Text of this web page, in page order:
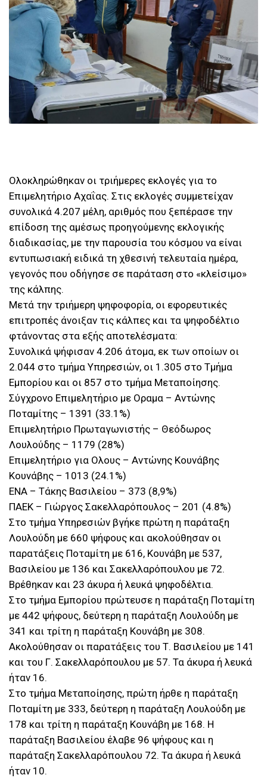
Ολοκληρώθηκαν οι τριήμερες εκλογές για το
Επιμελητήριο Αχαΐας. Στις εκλογές συμμετείχαν
συνολικά 4.207 μέλη, αριθμός που ξεπέρασε την
επίδοση της αμέσως προηγούμενης εκλογικής
διαδικασίας, με την παρουσία του κόσμου να είναι
εντυπωσιακή ειδικά τη χθεσινή τελευταία ημέρα,
γεγονός που οδήγησε σε παράταση στο «κλείσιμο»
της κάλπης.
Μετά την τριήμερη ψηφοφορία, οι εφορευτικές
επιτροπές άνοιξαν τις κάλπες και τα ψηφοδέλτιο
φτάνοντας στα εξής αποτελέσματα:
Συνολικά ψήφισαν 4.206 άτομα, εκ των οποίων οι
2.044 στο τμήμα Υπηρεσιών, οι 1.305 στο Τμήμα
Εμπορίου και οι 857 στο τμήμα Μεταποίησης.
Σύγχρονο Επιμελητήριο με Οραμα – Αντώνης
Ποταμίτης – 1391 (33.1%)
Επιμελητήριο Πρωταγωνιστής – Θεόδωρος
Λουλούδης – 1179 (28%)
Επιμελητήριο για Ολους – Αντώνης Κουνάβης
Κουνάβης – 1013 (24.1%)
ΕΝΑ – Τάκης Βασιλείου – 373 (8,9%)
ΠΑΕΚ – Γιώργος Σακελλαρόπουλος – 201 (4.8%)
Στο τμήμα Υπηρεσιών βγήκε πρώτη η παράταξη
Λουλούδη με 660 ψήφους και ακολούθησαν οι
παρατάξεις Ποταμίτη με 616, Κουνάβη με 537,
Βασιλείου με 136 και Σακελλαρόπουλου με 72.
Βρέθηκαν και 23 άκυρα ή λευκά ψηφοδέλτια.
Στο τμήμα Εμπορίου πρώτευσε η παράταξη Ποταμίτη
με 442 ψήφους, δεύτερη η παράταξη Λουλούδη με
341 και τρίτη η παράταξη Κουνάβη με 308.
Ακολούθησαν οι παρατάξεις του Τ. Βασιλείου με 141
και του Γ. Σακελλαρόπουλου με 57. Τα άκυρα ή λευκά
ήταν 16.
Στο τμήμα Μεταποίησης, πρώτη ήρθε η παράταξη
Ποταμίτη με 333, δεύτερη η παράταξη Λουλούδη με
178 και τρίτη η παράταξη Κουνάβη με 168. Η
παράταξη Βασιλείου έλαβε 96 ψήφους και η
παράταξη Σακελλαρόπουλου 72. Τα άκυρα ή λευκά
ήταν 10.